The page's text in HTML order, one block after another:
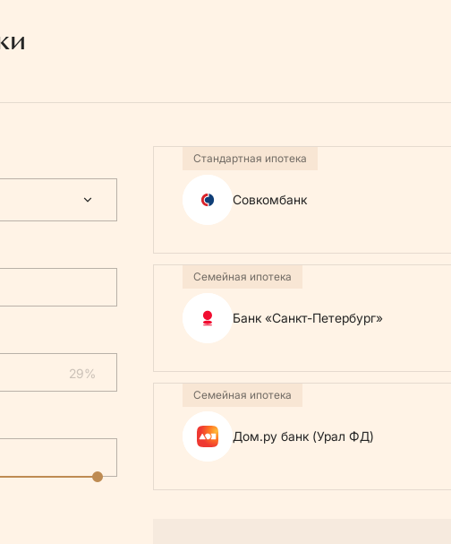
29%
Совкомбанк
Стандартная ипотека
Банк «Санкт-Петербург»
Семейная ипотека
Дом.ру банк (Урал ФД)
Семейная ипотека